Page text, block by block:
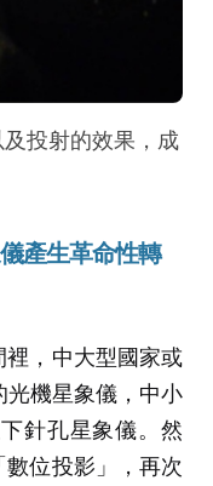
投射的效果，成
產生革命性轉
，中大型國家或
機星象儀，中小
針孔星象儀。然
位投影」，再次